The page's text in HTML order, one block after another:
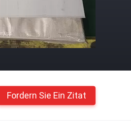
Fordern Sie Ein Zitat